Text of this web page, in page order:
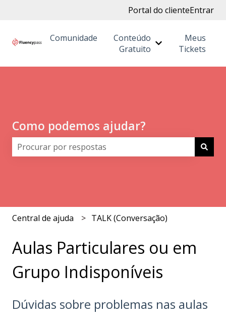
Portal do clienteEntrar
Comunidade
Conteúdo
Gratuito
Mostrar
Meus
Tickets
Como podemos ajudar?
Central de ajuda TALK (Conversação)
Aulas Particulares ou em
Grupo Indisponíveis
Dúvidas sobre problemas nas aulas